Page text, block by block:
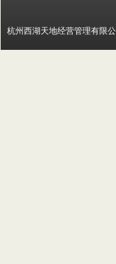
杭州西湖天地经营管理有限